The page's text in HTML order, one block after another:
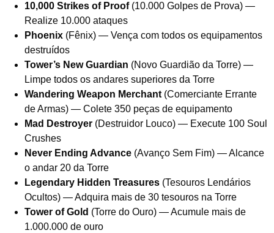
10,000 Strikes of Proof(10.000 Golpes de Prova) —
Realize 10.000 ataques
Phoenix (Fênix) — Vença com todos os equipamentos
destruídos
Tower’s New Guardian (Novo Guardião da Torre) —
Limpe todos os andares superiores da Torre
Wandering Weapon Merchant (Comerciante Errante
de Armas) — Colete 350 peças de equipamento
Mad Destroyer (Destruidor Louco) — Execute 100 Soul
Crushes
Never Ending Advance (Avanço Sem Fim) — Alcance
o andar 20 da Torre
Legendary Hidden Treasures (Tesouros Lendários
Ocultos) — Adquira mais de 30 tesouros na Torre
Tower of Gold (Torre do Ouro) — Acumule mais de
1.000.000 de ouro